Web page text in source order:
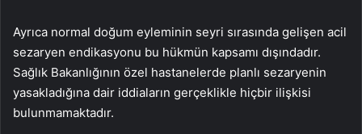
Ayrıca normal doğum eyleminin seyri sırasında gelişen acil
sezaryen endikasyonu bu hükmün kapsamı dışındadır.
Sağlık Bakanlığının özel hastanelerde planlı sezaryenin
yasakladığına dair iddiaların gerçeklikle hiçbir ilişkisi
bulunmamaktadır.